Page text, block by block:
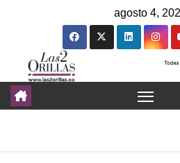
agosto 4,